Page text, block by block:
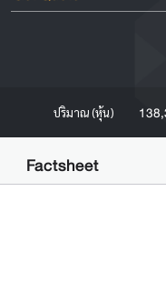
ปริมาณ (หุ้น)
Factsheet